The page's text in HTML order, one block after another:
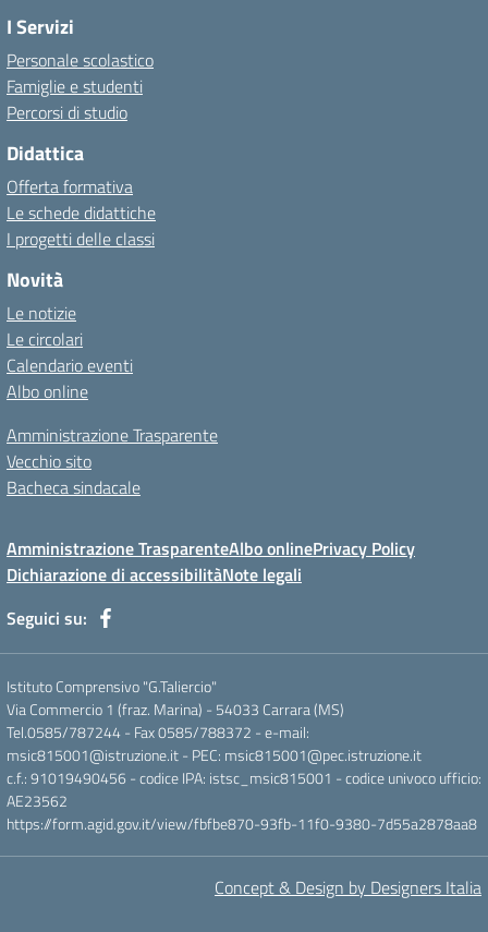
I Servizi
Personale scolastico
Famiglie e studenti
Percorsi di studio
Didattica
Offerta formativa
Le schede didattiche
I progetti delle classi
Novità
Le notizie
Le circolari
Calendario eventi
Albo online
Amministrazione Trasparente
Vecchio sito
Bacheca sindacale
Amministrazione TrasparenteAlbo onlinePrivacy Policy
Dichiarazione di accessibilitàNote legali
Seguici su:
Istituto Comprensivo "G.Taliercio"
Via Commercio 1 (fraz. Marina) - 54033 Carrara (MS)
Tel.0585/787244 - Fax 0585/788372 - e-mail:
msic815001@istruzione.it - PEC: msic815001@pec.istruzione.it
c.f.: 91019490456 - codice IPA: istsc_msic815001 - codice univoco ufficio:
AE23562
https://form.agid.gov.it/view/fbfbe870-93fb-11f0-9380-7d55a2878aa8
Concept & Design by Designers Italia